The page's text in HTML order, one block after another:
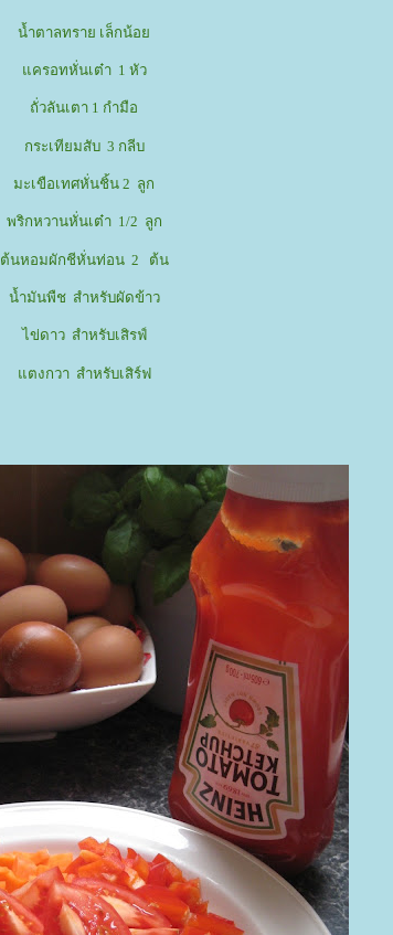
น้ำตาลทราย เล็กน้อ
ครอทหั่นเต๋า 1 หัว
ถั่วลันเตา 1 กำมือ
กระเทียมสับ 3 กลีบ
มะเขือเทศหั่นชิ้น 2 ลูก
พริกหวานหั่นเต๋า 1/2 ลูก
ต้นหอมผักชีหั่นท่อน 2 ต้น
น้ำมันพืช สำหรับผัดข้าว
ไข่ดาว สำหรับเสิรฟ์
ตงกวา สำหรับเสิร์ฟ